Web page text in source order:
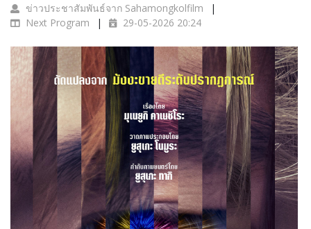
ข่าวประชาสัมพันธ์จาก Sahamongkolfilm
Next Program
29-05-2026 20:24